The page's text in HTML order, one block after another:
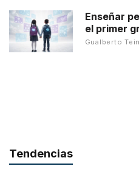
Enseñar
el primer
Gualberto Tein
Tendencias